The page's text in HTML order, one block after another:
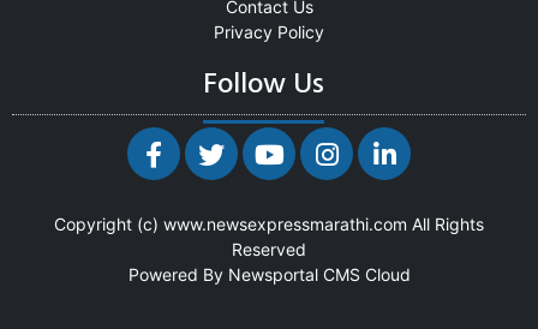
Contact Us
Privacy Policy
Follow Us
Copyright (c) www.newsexpressmarathi.com All Rights
Reserved
Powered By Newsportal CMS Cloud